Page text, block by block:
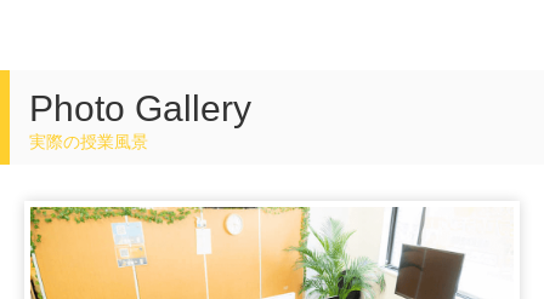
Photo Gallery
実際の授業風景